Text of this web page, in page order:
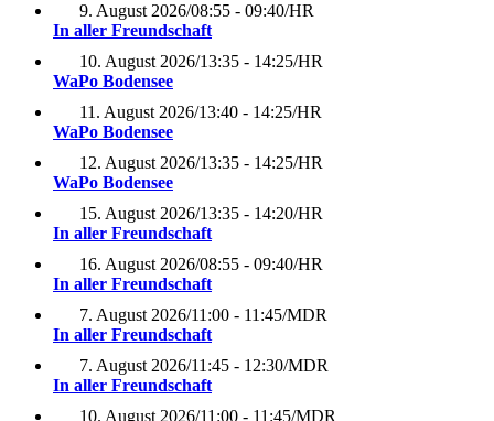
9. August 2026/08:55 - 09:40/HR
In aller Freundschaft
10. August 2026/13:35 - 14:25/HR
WaPo Bodensee
11. August 2026/13:40 - 14:25/HR
WaPo Bodensee
12. August 2026/13:35 - 14:25/HR
WaPo Bodensee
15. August 2026/13:35 - 14:20/HR
In aller Freundschaft
16. August 2026/08:55 - 09:40/HR
In aller Freundschaft
7. August 2026/11:00 - 11:45/MDR
In aller Freundschaft
7. August 2026/11:45 - 12:30/MDR
In aller Freundschaft
10. August 2026/11:00 - 11:45/MDR